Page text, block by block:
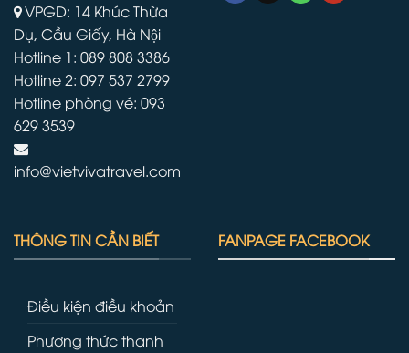
VPGD: 14 Khúc Thừa
Dụ, Cầu Giấy, Hà Nội
Hotline 1: 089 808 3386
Hotline 2: 097 537 2799
Hotline phòng vé: 093
629 3539
info@vietvivatravel.com
THÔNG TIN CẦN BIẾT
Điều kiện điều khoản
Phương thức thanh
FANPAGE FACEBOOK